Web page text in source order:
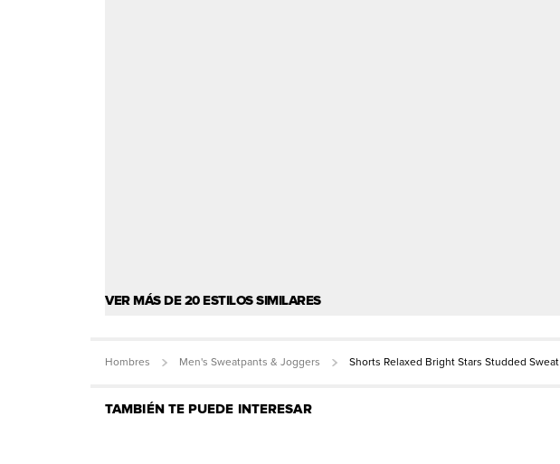
VER MÁS DE 20 ESTILOS SIMILARES
Hombres Men's Sweatpants & Joggers Shorts Relaxed Bright Stars Studded Sweat
TAMBIÉN TE PUEDE INTERESAR